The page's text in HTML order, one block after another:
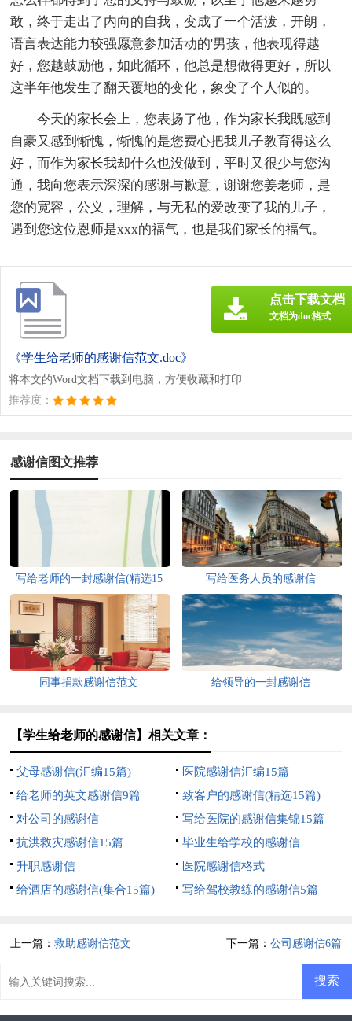
敢，终于走出了内向的自我，变成了一个活泼，开朗，
语言表达能力较强愿意参加活动的'男孩，他表现得越
好，您越鼓励他，如此循环，他总是想做得更好，所以
这半年他发生了翻天覆地的变化，象变了个人似的。
今天的家长会上，您表扬了他，作为家长我既感到
自豪又感到惭愧，惭愧的是您费心把我儿子教育得这么
好，而作为家长我却什么也没做到，平时又很少与您沟
通，我向您表示深深的感谢与歉意，谢谢您姜老师，是
您的宽容，公义，理解，与无私的爱改变了我的儿子，
遇到您这位恩师是xxx的福气，也是我们家长的福气。
《学生给老师的感谢信范文.doc》
将本文的Word文档下载到电脑，方便收藏和打印
推荐度：
点击下载文档
文档为doc格式
感谢信图文推荐
写给老师的一封感谢信(精选15
篇)
写给医务人员的感谢信
同事捐款感谢信范文 给领导的一封感谢信
【学生给老师的感谢信】相关文章：
父母感谢信(汇编15篇)
医院感谢信汇编15篇
给老师的英文感谢信9篇
致客户的感谢信(精选15篇)
对公司的感谢信
写给医院的感谢信集锦15篇
抗洪救灾感谢信15篇
毕业生给学校的感谢信
升职感谢信
医院感谢信格式
给酒店的感谢信(集合15篇)
写给驾校教练的感谢信5篇
上一篇：救助感谢信范文 下一篇： 公司感谢信6篇